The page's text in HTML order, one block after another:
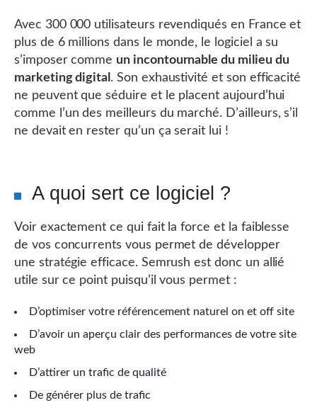
Avec 300 000 utilisateurs revendiqués en France et
plus de 6 millions dans le monde, le logiciel a su
s’imposer comme un incontournable du milieu du
marketing digital . Son exhaustivité et son efficacité
ne peuvent que séduire et le placent aujourd’hui
comme l’un des meilleurs du marché. D’ailleurs, s’il
ne devait en rester qu’un ça serait lui !
A quoi sert ce logiciel ?
Voir exactement ce qui fait la force et la faiblesse
de vos concurrents vous permet de développer
une stratégie efficace. Semrush est donc un allié
utile sur ce point puisqu’il vous permet :
D’optimiser votre référencement naturel on et off site
D’avoir un aperçu clair des performances de votre site
web
D’attirer un trafic de qualité
De générer plus de trafic